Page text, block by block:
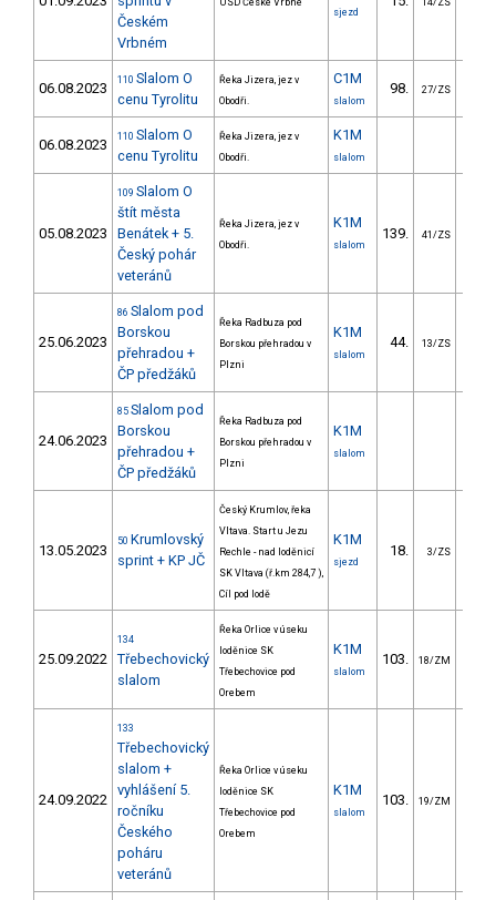
Českém
Vrbném
USD České Vrbné
sjezd
14/ZS
06.08.2023 110 Slalom O
cenu Tyrolitu
Řeka Jizera, jez v
Obodři.
C1M
slalom
98. 27/ZS
06.08.2023 110 Slalom O
cenu Tyrolitu
Řeka Jizera, jez v
Obodři.
K1M
slalom
05.08.2023
109 Slalom O
štít města
Benátek + 5.
Český pohár
veteránů
Řeka Jizera, jez v
Obodři.
K1M
slalom
139. 41/ZS
25.06.2023
86 Slalom pod
Borskou
přehradou +
ČP předžáků
Řeka Radbuza pod
Borskou přehradou v
Plzni
K1M
slalom
44. 13/ZS
24.06.2023
85 Slalom pod
Borskou
přehradou +
ČP předžáků
Řeka Radbuza pod
Borskou přehradou v
Plzni
K1M
slalom
13.05.2023
50 Krumlovský
sprint + KP JČ
Český Krumlov, řeka
Vltava. Start u Jezu
Rechle - nad loděnicí
SK Vltava (ř.km 284,7 ),
Cíl pod lodě
K1M
sjezd
18. 3/ZS
25.09.2022
134
Třebechovický
slalom
Řeka Orlice v úseku
loděnice SK
Třebechovice pod
Orebem
K1M
slalom
103. 18/ZM
24.09.2022
133
Třebechovický
slalom +
vyhlášení 5.
ročníku
Českého
poháru
veteránů
Řeka Orlice v úseku
loděnice SK
Třebechovice pod
Orebem
K1M
slalom
103. 19/ZM